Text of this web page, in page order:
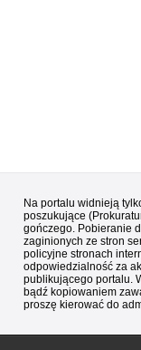
Na portalu widnieją
poszukujące
gończego. Pobieranie
zaginionych ze stron
policyjne stronach
odpowiedzialność za
publikującego portalu.
bądź kopiowaniem
proszę kierować do